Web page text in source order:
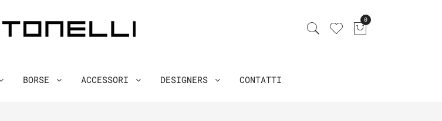
0
BORSE ACCESSORI DESIGNERS CONTATTI